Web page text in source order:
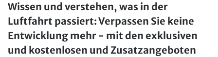
Wissen und verstehen, was in der
Luftfahrt passiert: Verpassen Sie keine
Entwicklung mehr - mit den exklusiven
und kostenlosen und Zusatzangeboten